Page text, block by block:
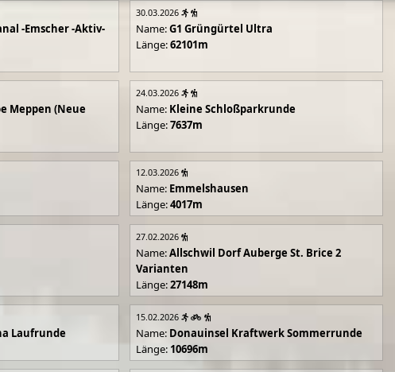
-Emscher -Aktiv-
30.03.2026
Name:G1 Grüngürtel Ultra
Länge:62101m
Meppen (Neue
24.03.2026
Name: Kleine Schloßparkrunde
Länge:7637m
12.03.2026
Name: Emmelshausen
Länge:4017m
27.02.2026
Name:Allschwil Dorf Auberge St. Brice 2
Varianten
Länge:27148m
Laufrunde
15.02.2026
Name: Donauinsel Kraftwerk Sommerrunde
Länge: 10696m